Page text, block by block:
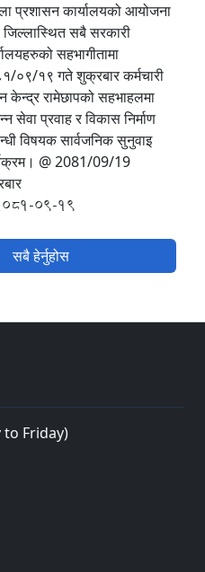
प्रशासन कार्यालयको आयोजना
सबै सरकारी
सहभागीतामा
०९/१९ गते शुक्रबार कर्मचारी
केन्द्र रामेछापको सहभाहलमा
सेवा प्रवाह र विकास निर्माण
विषयक सार्वजनिक सुनुवाइ
@ 2081/09/19
09-19
सबै हेर्नुहोस
to Friday)